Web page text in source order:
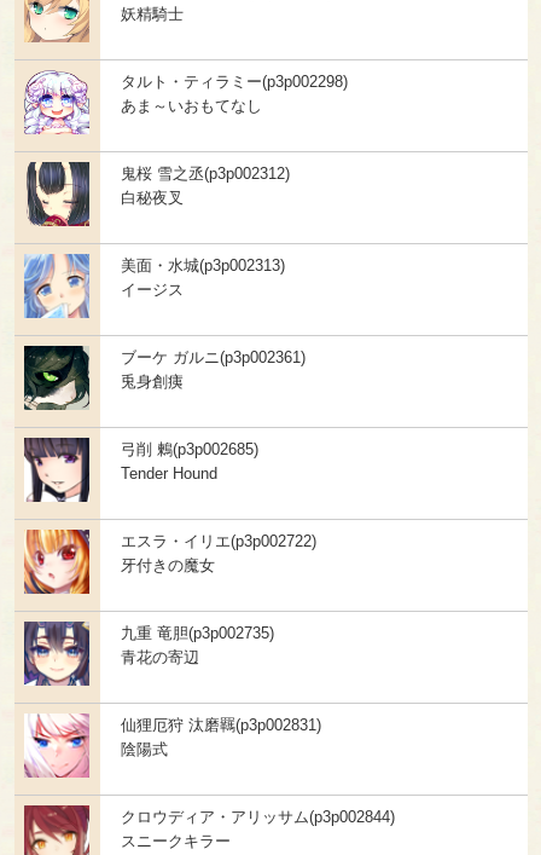
妖精騎士
タルト・ティラミー(p3p002298)
あま～いおもてなし
鬼桜 雪之丞(p3p002312)
白秘夜叉
美面・水城(p3p002313)
イージス
ブーケ ガルニ(p3p002361)
兎身創痍
弓削 鶫(p3p002685)
Tender Hound
エスラ・イリエ(p3p002722)
牙付きの魔女
九重 竜胆(p3p002735)
青花の寄辺
仙狸厄狩 汰磨羈(p3p002831)
陰陽式
クロウディア・アリッサム(p3p002844)
スニークキラー